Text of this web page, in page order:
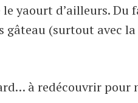
yaourt d’ailleurs. Du
gâteau (surtout avec
à redécouvrir pour